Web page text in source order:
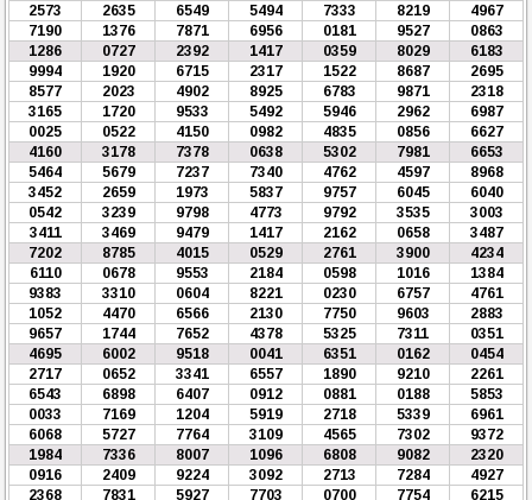
2573
2635 6549 5494 7333 8219
4967
7190
1376 7871 6956 0181 9527
0863
1286
0727 2392 1417 0359 8029
6183
9994
1920 6715 2317 1522 8687
2695
8577
2023 4902 8925 6783 9871
2318
3165
1720 9533 5492 5946 2962
6987
0025
0522 4150 0982 4835 0856
6627
4160
3178 7378 0638 5302 7981
6653
5464
5679 7237 7340 4762 4597
8968
3452
2659 1973 5837 9757 6045
6040
0542
3239 9798 4773 9792 3535
3003
3411
3469 9479 1417 2162 0658
3487
7202
8785 4015 0529 2761 3900
4234
6110
0678 9553 2184 0598 1016
1384
9383
3310 0604 8221 0230 6757
4761
1052
4470 6566 2130 7750 9603
2883
9657
1744 7652 4378 5325 7311
0351
4695
6002 9518 0041 6351 0162
0454
2717
0652 3341 6557 1890 9210
2261
6543
6898 6407 0912 0881 0188
5853
0033
7169 1204 5919 2718 5339
6961
6068
5727 7764 3109 4565 7302
9372
1984
7336 8007 1096 6808 9082
2320
0916
2409 9224 3092 2713 7284
4927
2368
7831 5927 7703 0700 7754 6215